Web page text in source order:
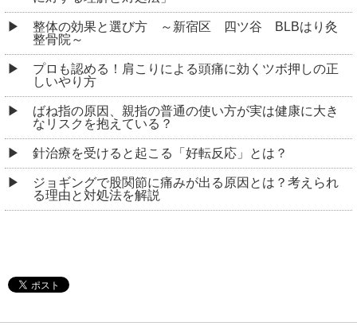
整体の効果と選び方 ～新宿区 四ツ谷 BLBはり灸
整骨院～
プロも認める！肩こりによる頭痛に効くツボ押しの正
しいやり方
ばね指の原因、親指の普通の使い方が実は健康に大き
なリスクを抱えている？
針治療を受けると起こる「好転反応」とは？
ジョギングで股関節に痛みが出る原因とは？考えられ
る理由と対処法を解説